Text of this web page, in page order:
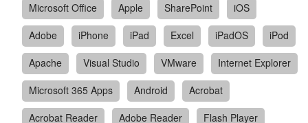
Microsoft Office
Apple SharePoint
iOS
Adobe
iPhone iPad Excel iPadOS
iPod
Apache
Visual Studio VMware
Internet Explorer
Microsoft 365 Apps
Android
Acrobat
Acrobat Reader
Adobe Reader
Flash Player